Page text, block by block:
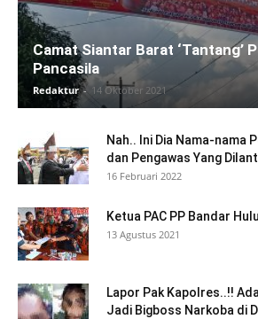
Camat Siantar Barat ‘Tantang’
Pancasila
Redaktur - 14 Oktober 2021
Nah.. Ini Dia Nama-nama
dan Pengawas Yang
16 Februari 2022
Ketua PAC PP Bandar
13 Agustus 2021
Lapor Pak Kapolres..!!
Jadi Bigboss Narkoba di